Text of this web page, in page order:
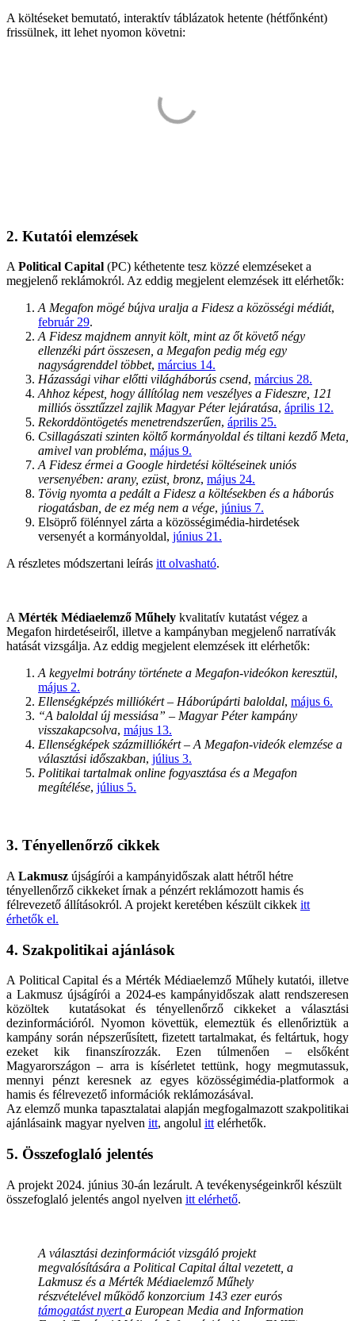
A költéseket bemutató, interaktív táblázatok hetente (hétfőnként)
frissülnek, itt lehet nyomon követni:
2. Kutatói elemzések
A Political Capital (PC) kéthetente tesz közzé elemzéseket a
megjelenő reklámokról. Az eddig megjelent elemzések itt elérhetők:
A Megafon mögé bújva uralja a Fidesz a közösségi médiát,
február 29.
A Fidesz majdnem annyit költ, mint az őt követő négy
ellenzéki párt összesen, a Megafon pedig még egy
nagyságrenddel többet, március 14.
Házassági vihar előtti világháborús csend, március 28.
Ahhoz képest, hogy állítólag nem veszélyes a Fideszre, 121
milliós össztűzzel zajlik Magyar Péter lejáratása, április 12.
Rekorddöntögetés menetrendszerűen, április 25.
Csillagászati szinten költő kormányoldal és tiltani kezdő Meta,
amivel van probléma, május 9.
A Fidesz érmei a Google hirdetési költéseinek uniós
versenyében: arany, ezüst, bronz, május 24.
Tövig nyomta a pedált a Fidesz a költésekben és a háborús
riogatásban, de ez még nem a vége, június 7.
Elsöprő fölénnyel zárta a közösségimédia-hirdetések
versenyét a kormányoldal, június 21.
A részletes módszertani leírás itt olvasható.
A Mérték Médiaelemző Műhely kvalitatív kutatást végez a
Megafon hirdetéseiről, illetve a kampányban megjelenő narratívák
hatását vizsgálja. Az eddig megjelent elemzések itt elérhetők:
A kegyelmi botrány története a Megafon-videókon keresztül,
május 2.
Ellenségképzés milliókért – Háborúpárti baloldal, május 6.
“A baloldal új messiása” – Magyar Péter kampány
visszakapcsolva, május 13.
Ellenségképek százmilliókért – A Megafon-videók elemzése a
választási időszakban, július 3.
Politikai tartalmak online fogyasztása és a Megafon
megítélése, július 5.
3. Tényellenőrző cikkek
A Lakmusz újságírói a kampányidőszak alatt hétről hétre
tényellenőrző cikkeket írnak a pénzért reklámozott hamis és
félrevezető állításokról. A projekt keretében készült cikkek itt
érhetők el.
4. Szakpolitikai ajánlások
A Political Capital és a Mérték Médiaelemző Műhely kutatói, illetve
a Lakmusz újságírói a 2024-es kampányidőszak alatt rendszeresen
közöltek kutatásokat és tényellenőrző cikkeket a választási
dezinformációról. Nyomon követtük, elemeztük és ellenőriztük a
kampány során népszerűsített, fizetett tartalmakat, és feltártuk, hogy
ezeket kik finanszírozzák. Ezen túlmenően – elsőként
Magyarországon – arra is kísérletet tettünk, hogy megmutassuk,
mennyi pénzt keresnek az egyes közösségimédia-platformok a
hamis és félrevezető információk reklámozásával.
Az elemző munka tapasztalatai alapján megfogalmazott szakpolitikai
ajánlásaink magyar nyelven itt, angolul itt elérhetők.
5. Összefoglaló jelentés
A projekt 2024. június 30-án lezárult. A tevékenységeinkről készült
összefoglaló jelentés angol nyelven itt elérhető.
A választási dezinformációt vizsgáló projekt
megvalósítására a Political Capital által vezetett, a
Lakmusz és a Mérték Médiaelemző Műhely
részvételével működő konzorcium 143 ezer eurós
támogatást nyerta European Media and Information